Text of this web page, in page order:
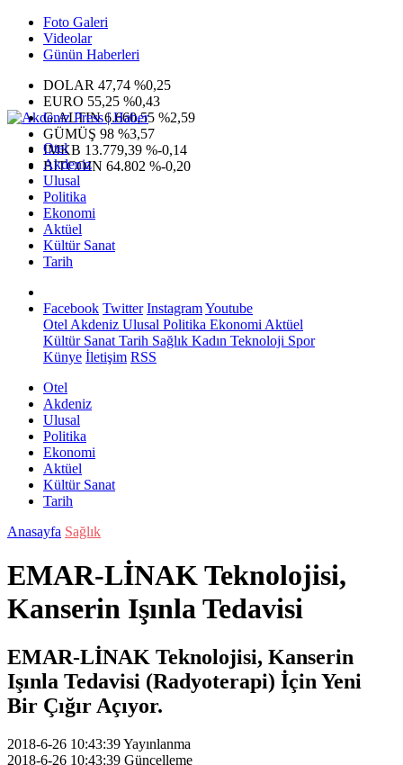
Foto Galeri
Videolar
Günün Haberleri
DOLAR 47,74 %0,25
EURO 55,25 %0,43
G.ALTIN6.660,55 %2,59
GÜMÜŞ 98 %3,57
IMKB 13.779,39 %-0,14
BITCOIN 64.802 %-0,20
Otel
Akdeniz
Ulusal
Politika
Ekonomi
Aktüel
Kültür Sanat
Tarih
Facebook Twitter InstagramYoutube
Otel Akdeniz Ulusal Politika Ekonomi Aktüel
Kültür Sanat Tarih Sağlık Kadın Teknoloji Spor
Künye İletişim RSS
Otel
Akdeniz
Ulusal
Politika
Ekonomi
Aktüel
Kültür Sanat
Tarih
Anasayfa Sağlık
EMAR-LİNAK Teknolojisi,
Kanserin Işınla Tedavisi
EMAR-LİNAK Teknolojisi, Kanserin
Işınla Tedavisi (Radyoterapi) İçin Yeni
Bir Çığır Açıyor.
2018-6-26 10:43:39Yayınlanma
2018-6-26 10:43:39 Güncelleme